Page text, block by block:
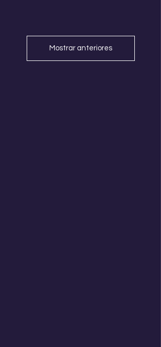
Mostrar anteriores